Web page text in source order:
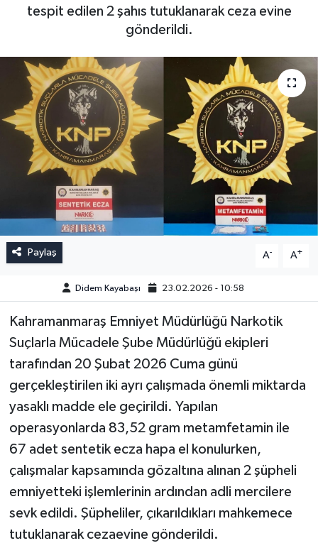
tespit edilen 2 şahıs tutuklanarak ceza evine
gönderildi.
Paylaş A- A+
Didem Kayabaşı 23.02.2026 - 10:58
Kahramanmaraş Emniyet Müdürlüğü Narkotik
Suçlarla Mücadele Şube Müdürlüğü ekipleri
tarafından 20 Şubat 2026 Cuma günü
gerçekleştirilen iki ayrı çalışmada önemli miktarda
yasaklı madde ele geçirildi. Yapılan
operasyonlarda 83,52 gram metamfetamin ile
67 adet sentetik ecza hapa el konulurken,
çalışmalar kapsamında gözaltına alınan 2 şüpheli
emniyetteki işlemlerinin ardından adli mercilere
sevk edildi. Şüpheliler, çıkarıldıkları mahkemece
tutuklanarak cezaevine gönderildi.